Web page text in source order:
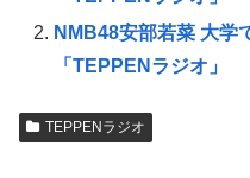
NMB48安部若菜 大学
「TEPPENラジオ」
TEPPENラジオ